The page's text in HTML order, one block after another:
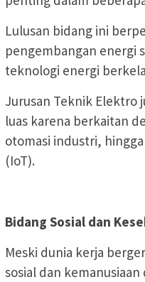
Lulusan bidang ini
pengembangan energi
teknologi energi
Jurusan Teknik Elektro
luas karena berkaitan
otomasi industri,
(IoT).
Bidang Sosial dan
Meski dunia kerja
sosial dan